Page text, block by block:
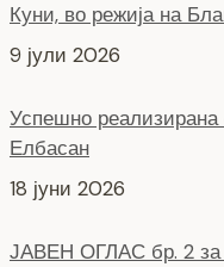
Куни, во режија на
9 јули 2026
Успешно
Елбасан
18 јуни 2026
ЈАВЕН ОГЛАС бр. 2 за